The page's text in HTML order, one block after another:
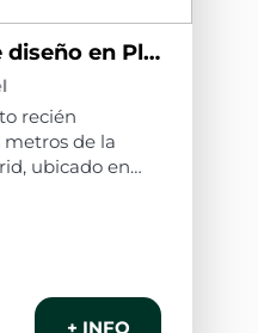
Apartamento de diseño en Plaza Mayor P1I
recién
metros de la
ubicado en
uno de los
+ INFO